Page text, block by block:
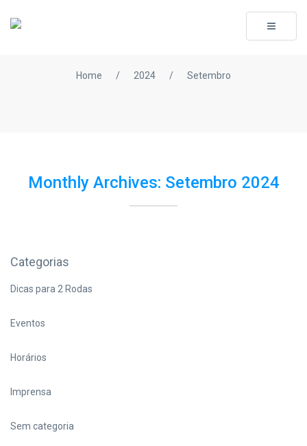
Toggle
Home / 2024 / Setembro
Monthly Archives: Setembro 2024
Categorias
Dicas para 2 Rodas
Eventos
Horários
Imprensa
Sem categoria